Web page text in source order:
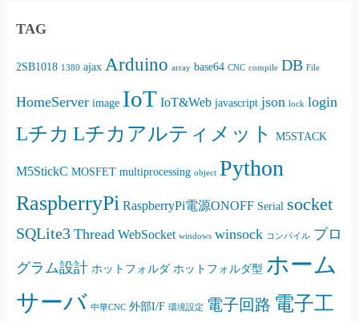
TAG
2SB1018 1380 ajax Arduino array base64 CNC compile DB File
HomeServer image IoT IoT&Web javascript json lock login
Lチカ Lチカアルティメット M5STACK
M5StickC MOSFET multiprocessing object Python
RaspberryPi RaspberryPi電源ONOFF Serial socket
SQLite3 Thread WebSocket windows winsock コンパイル プロ
グラム設計 ホットフォルダ ホットフォルダ型 ホーム
サーバ 中華CNC 外部I/F 環境設定 電子回路 電子工